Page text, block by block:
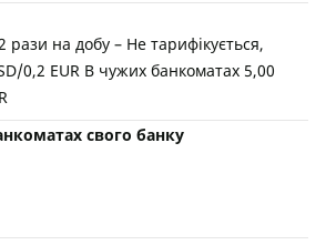
рази на добу – Не тарифікується,
0,2 EUR В чужих банкоматах 5,00
свого банку